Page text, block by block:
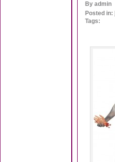
By admin
Posted in:
Tags: